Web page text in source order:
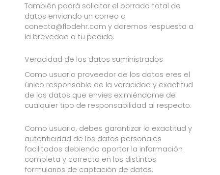
También podrá solicitar el borrado total de
datos enviando un correo a
conecta@flodehr.com y daremos respuesta a
la brevedad a tu pedido.
Veracidad de los datos suministrados
Como usuario proveedor de los datos eres el
único responsable de la veracidad y exactitud
de los datos que envies eximiéndome de
cualquier tipo de responsabilidad al respecto.
Como usuario, debes garantizar la exactitud y
autenticidad de los datos personales
facilitados debiendo aportar la información
completa y correcta en los distintos
formularios de captación de datos.